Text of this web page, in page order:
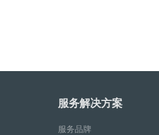
服务解决方案
服务品牌